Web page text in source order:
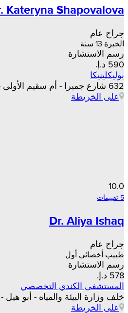
Kateryna Shapovalova
جراح عام
الخبرة 13 سنة
رسم الاستشارة
بوليكلينيكا
632 شارع جميرا - أم سقيم الأولى - جميرا 3 - دبي, دبي
على الخريطة
10.0
Dr. Aliya Ishaq
جراح عام
طبيب أخصائي أول
رسم الاستشارة
المستشفى الكندي التخصصي
خلف وزارة البيئة والمياه - أبو هيل
على الخريطة